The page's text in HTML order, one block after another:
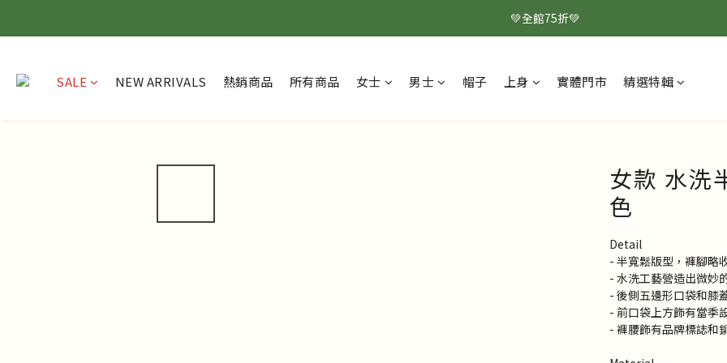
💚全館75折💚
SALE NEW ARRIVALS 熱銷商品 所有商品 女士 男士 帽子 上身 實體門市 精選特輯
女款 水洗
色
Detail
- 半寬鬆版型，褲腳略
- 水洗工藝營造出微妙
- 後側五邊形口袋和膝
- 前口袋上方飾有當季
- 褲腰飾有品牌標誌